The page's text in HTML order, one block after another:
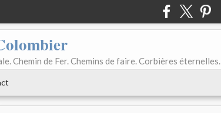
Chemin de Fer. Chemins de faire. Corbières éternelles.